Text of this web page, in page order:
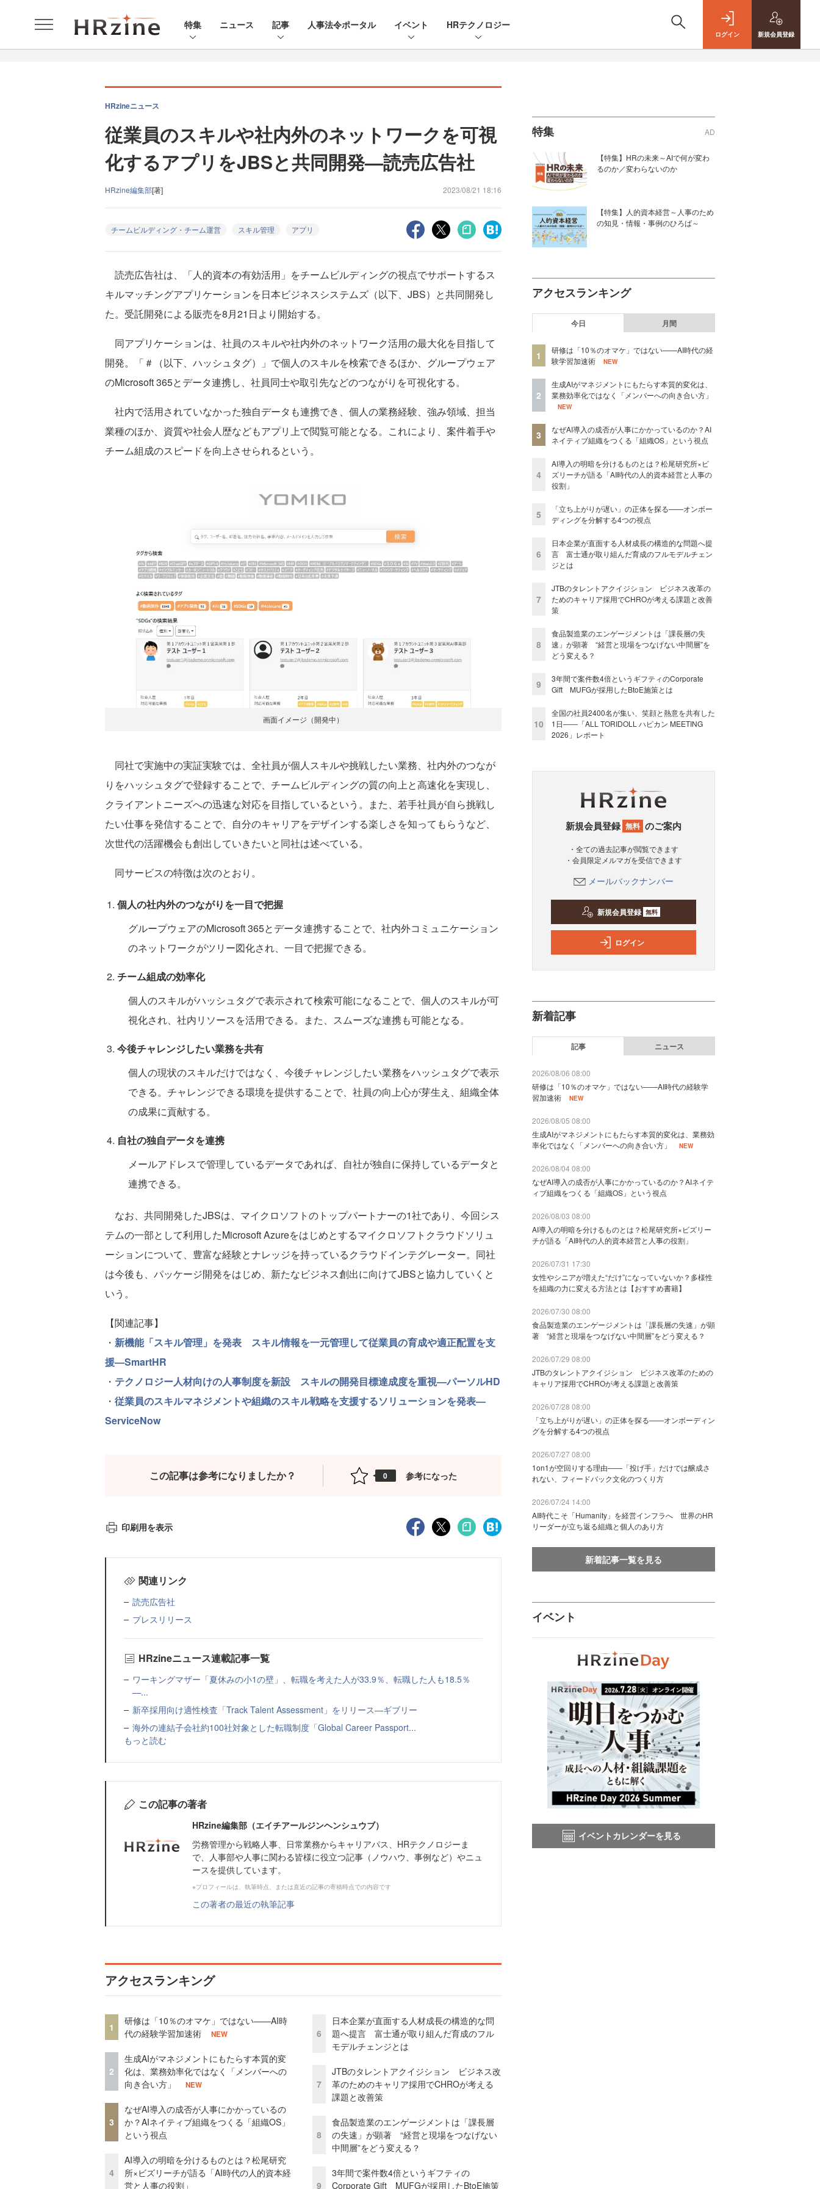
特集 ニュース 記事 人事法令ポータル イベント HRテクノロジー
ログイン 新規会員登録
HRzineニュース
従業員のスキルや社内外のネットワークを可視
化するアプリをJBSと共同開発—読売広告社
HRzine編集部[著] 2023/08/21 18:16
チームビルディング・チーム運営 スキル管理 アプリ
読売広告社は、「人的資本の有効活用」をチームビルディングの視点でサポートするス
キルマッチングアプリケーションを日本ビジネスシステムズ（以下、JBS）と共同開発し
た。受託開発による販売を8月21日より開始する。
同アプリケーションは、社員のスキルや社内外のネットワーク活用の最大化を目指して
開発。「＃（以下、ハッシュタグ）」で個人のスキルを検索できるほか、グループウェア
のMicrosoft 365とデータ連携し、社員同士や取引先などのつながりを可視化する。
社内で活用されていなかった独自データも連携でき、個人の業務経験、強み領域、担当
業種のほか、資質や社会人歴などもアプリ上で閲覧可能となる。これにより、案件着手や
チーム組成のスピードを向上させられるという。
画面イメージ（開発中）
同社で実施中の実証実験では、全社員が個人スキルや挑戦したい業務、社内外のつなが
りをハッシュタグで登録することで、チームビルディングの質の向上と高速化を実現し、
クライアントニーズへの迅速な対応を目指しているという。また、若手社員が自ら挑戦し
たい仕事を発信することで、自分のキャリアをデザインする楽しさを知ってもらうなど、
次世代の活躍機会も創出していきたいと同社は述べている。
同サービスの特徴は次のとおり。
個人の社内外のつながりを一目で把握
グループウェアのMicrosoft 365とデータ連携することで、社内外コミュニケーション
のネットワークがツリー図化され、一目で把握できる。
チーム組成の効率化
個人のスキルがハッシュタグで表示されて検索可能になることで、個人のスキルが可
視化され、社内リソースを活用できる。また、スムーズな連携も可能となる。
今後チャレンジしたい業務を共有
個人の現状のスキルだけではなく、今後チャレンジしたい業務をハッシュタグで表示
できる。チャレンジできる環境を提供することで、社員の向上心が芽生え、組織全体
の成果に貢献する。
自社の独自データを連携
メールアドレスで管理しているデータであれば、自社が独自に保持しているデータと
連携できる。
なお、共同開発したJBSは、マイクロソフトのトップパートナーの1社であり、今回シス
テムの一部として利用したMicrosoft Azureをはじめとするマイクロソフトクラウドソリュ
ーションについて、豊富な経験とナレッジを持っているクラウドインテグレーター。同社
は今後も、パッケージ開発をはじめ、新たなビジネス創出に向けてJBSと協力していくと
いう。
【関連記事】
・ 新機能「スキル管理」を発表 スキル情報を一元管理して従業員の育成や適正配置を支
援—SmartHR
・ テクノロジー人材向けの人事制度を新設 スキルの開発目標達成度を重視—パーソルHD
・ 従業員のスキルマネジメントや組織のスキル戦略を支援するソリューションを発表—
ServiceNow
この記事は参考になりましたか？ 0 参考になった
印刷用を表示
関連リンク
読売広告社
プレスリリース
HRzineニュース連載記事一覧
ワーキングマザー「夏休みの小1の壁」、転職を考えた人が33.9％、転職した人も18.5％
—...
新卒採用向け適性検査「Track Talent Assessment」をリリース—ギブリー
海外の連結子会社約100社対象とした転職制度「Global Career Passport...
もっと読む
この記事の著者
HRzine編集部（エイチアールジンヘンシュウブ）
労務管理から戦略人事、日常業務からキャリアパス、HRテクノロジーま
で、人事部や人事に関わる皆様に役立つ記事（ノウハウ、事例など）やニュ
ースを提供しています。
※プロフィールは、執筆時点、または直近の記事の寄稿時点での内容です
この著者の最近の執筆記事
アクセスランキング
1
研修は「10％のオマケ」ではない——AI時
代の経験学習加速術
NEW
2
生成AIがマネジメントにもたらす本質的変
化は、業務効率化ではなく「メンバーへの
向き合い方」
NEW
3
なぜAI導入の成否が人事にかかっているの
か？AIネイティブ組織をつくる「組織OS」
という視点
4
AI導入の明暗を分けるものとは？松尾研究
所×ビズリーチが語る「AI時代の人的資本経
営と人事の役割」
6
日本企業が直面する人材成長の構造的な問
題へ提言 富士通が取り組んだ育成のフル
モデルチェンジとは
7
JTBのタレントアクイジション ビジネス改
革のためのキャリア採用でCHROが考える
課題と改善策
8
食品製造業のエンゲージメントは「課長層
の失速」が顕著 “経営と現場をつなげない
中間層”をどう変える？
9
3年間で案件数4倍というギフティの
Corporate Gift MUFGが採用したBtoE施策
特集 AD
【特集】HRの未来～AIで何が変わ
るのか／変わらないのか
【特集】人的資本経営～人事のため
の知見・情報・事例のひろば～
アクセスランキング
今日 月間
1
研修は「10％のオマケ」ではない——AI時代の経
験学習加速術
NEW
2
生成AIがマネジメントにもたらす本質的変化は、
業務効率化ではなく「メンバーへの向き合い方」
NEW
3
なぜAI導入の成否が人事にかかっているのか？AI
ネイティブ組織をつくる「組織OS」という視点
4
AI導入の明暗を分けるものとは？松尾研究所×ビ
ズリーチが語る「AI時代の人的資本経営と人事の
役割」
5
「立ち上がりが遅い」の正体を探る——オンボー
ディングを分解する4つの視点
6
日本企業が直面する人材成長の構造的な問題へ提
言 富士通が取り組んだ育成のフルモデルチェン
ジとは
7
JTBのタレントアクイジション ビジネス改革の
ためのキャリア採用でCHROが考える課題と改善
策
8
食品製造業のエンゲージメントは「課長層の失
速」が顕著 “経営と現場をつなげない中間層”を
どう変える？
9
3年間で案件数4倍というギフティのCorporate
Gift MUFGが採用したBtoE施策とは
10
全国の社員2400名が集い、笑顔と熱意を共有した
1日――「ALL TORIDOLL ハピカン MEETING
2026」レポート
新規会員登録 無料 のご案内
・全ての過去記事が閲覧できます
・会員限定メルマガを受信できます
メールバックナンバー
新規会員登録 無料
ログイン
新着記事
記事 ニュース
2026/08/06 08:00
研修は「10％のオマケ」ではない——AI時代の経験学
習加速術
NEW
2026/08/05 08:00
生成AIがマネジメントにもたらす本質的変化は、業務効
率化ではなく「メンバーへの向き合い方」
NEW
2026/08/04 08:00
なぜAI導入の成否が人事にかかっているのか？AIネイテ
ィブ組織をつくる「組織OS」という視点
2026/08/03 08:00
AI導入の明暗を分けるものとは？松尾研究所×ビズリー
チが語る「AI時代の人的資本経営と人事の役割」
2026/07/31 17:30
女性やシニアが増えた“だけ”になっていないか？多様性
を組織の力に変える方法とは【おすすめ書籍】
2026/07/30 08:00
食品製造業のエンゲージメントは「課長層の失速」が顕
著 “経営と現場をつなげない中間層”をどう変える？
2026/07/29 08:00
JTBのタレントアクイジション ビジネス改革のための
キャリア採用でCHROが考える課題と改善策
2026/07/28 08:00
「立ち上がりが遅い」の正体を探る——オンボーディン
グを分解する4つの視点
2026/07/27 08:00
1on1が空回りする理由——「投げ手」だけでは醸成さ
れない、フィードバック文化のつくり方
2026/07/24 14:00
AI時代こそ「Humanity」を経営インフラへ 世界のHR
リーダーが立ち返る組織と個人のあり方
新着記事一覧を見る
イベント
イベントカレンダーを見る